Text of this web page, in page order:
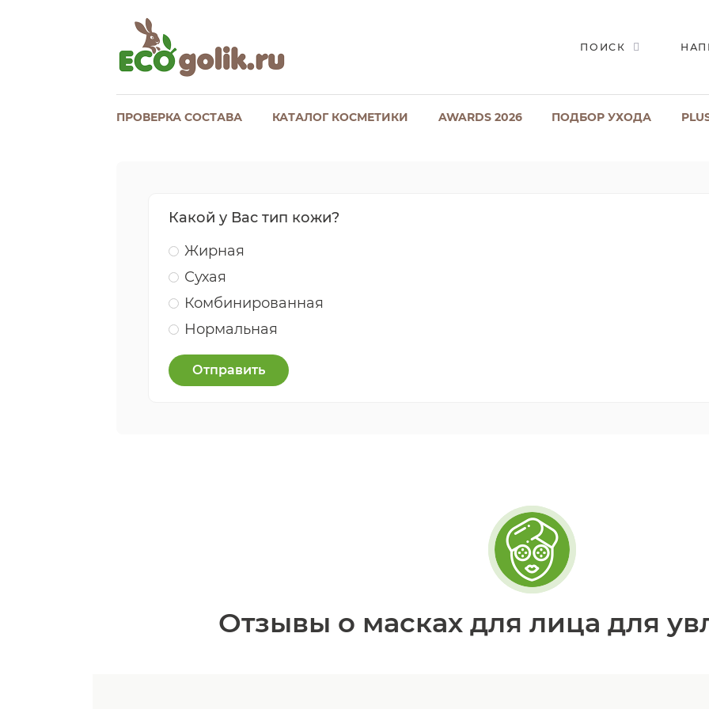
ПОИСК
ПРОВЕРКА СОСТАВА КАТАЛОГ КОСМЕТИКИ AWARDS 2026 ПОДБОР УХОДА
Какой у Вас тип кожи?
Жирная
Сухая
Комбинированная
Нормальная
Отправить
Отзывы о масках для лица для